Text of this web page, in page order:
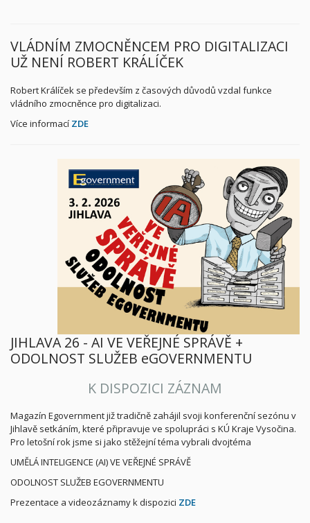
VLÁDNÍM ZMOCNĚNCEM PRO DIGITALIZACI
UŽ NENÍ ROBERT KRÁLÍČEK
Robert Králíček se především z časových důvodů vzdal funkce
vládního zmocněnce pro digitalizaci.
Více informací ZDE
JIHLAVA 26 - AI VE VEŘEJNÉ SPRÁVĚ +
ODOLNOST SLUŽEB eGOVERNMENTU
K DISPOZICI ZÁZNAM
Magazín Egovernment již tradičně zahájil svoji konferenční sezónu v
Jihlavě setkáním, které připravuje ve spolupráci s KÚ Kraje Vysočina.
Pro letošní rok jsme si jako stěžejní téma vybrali dvojtéma
UMĚLÁ INTELIGENCE (AI) VE VEŘEJNÉ SPRÁVĚ
ODOLNOST SLUŽEB EGOVERNMENTU
Prezentace a videozáznamy k dispozici ZDE